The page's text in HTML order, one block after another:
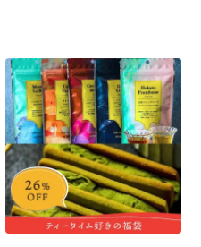
セット
お中元
紅茶toroaTea
焼き菓子
メルマガ会員様限定